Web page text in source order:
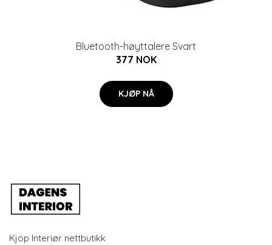
Bluetooth-høyttalere Svart
377 NOK
KJØP NÅ
Kjöp Interiør nettbutikk